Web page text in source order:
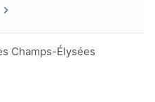
Champs-Élysées